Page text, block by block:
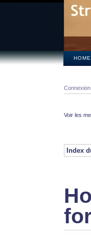
HOME
Connexion
Voir les
Index